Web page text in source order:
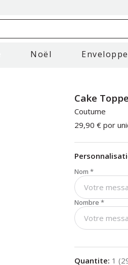
Noël
Cake
Coutume
29,90 € por
Nom *
Nombre *
Quantite: 1 (